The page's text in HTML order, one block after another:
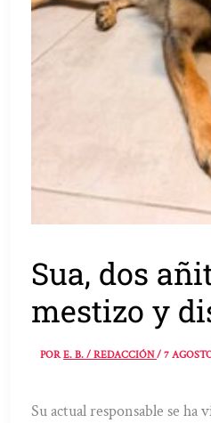
Sua, dos
mestizo y
PORE. B. / REDACCIÓN/7
Su actual responsable se